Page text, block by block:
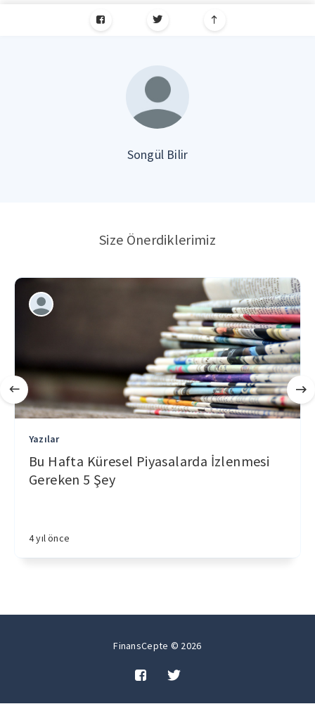
Songül Bilir
Size Önerdiklerimiz
Yazılar
Bu Hafta Küresel Piyasalarda İzlenmesi
Gereken 5 Şey
4 yıl önce
FinansCepte © 2026